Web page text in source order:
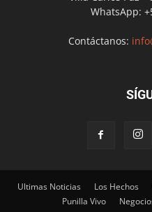
WhatsApp:
Contáctanos:
Ultimas Noticias Los Hechos
Punilla Vivo